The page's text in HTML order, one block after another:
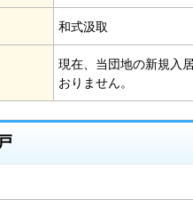
和式汲取
現在、当団地の新規入
おりません。